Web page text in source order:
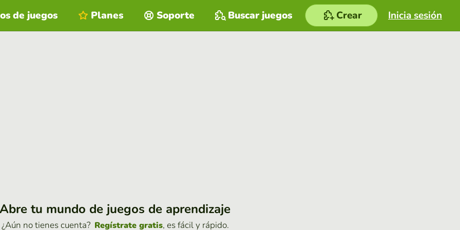
Inicia sesión
de juegos Planes Soporte Buscar juegos Crear
Abre tu mundo de juegos de aprendizaje
¿Aún no tienes cuenta? Regístrate gratis, es fácil y rápido.